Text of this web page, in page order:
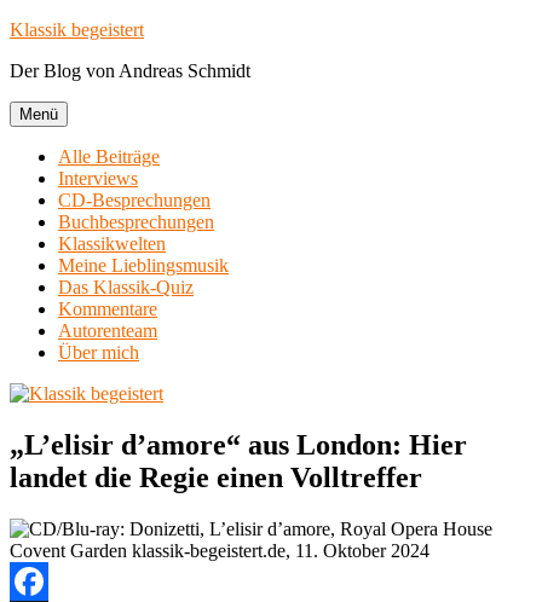
Zum
springen
Klassik begeistert
Der Blog von Andreas Schmidt
Menü
Alle Beiträge
Interviews
CD-Besprechungen
Buchbesprechungen
Klassikwelten
Meine Lieblingsmusik
Das Klassik-Quiz
Kommentare
Autorenteam
Über mich
„L’elisir d’amore“ aus London: Hier
landet die Regie einen Volltreffer